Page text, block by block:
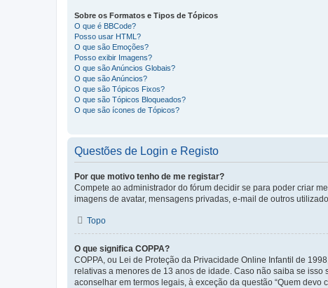
Sobre os Formatos e Tipos de Tópicos
O que é BBCode?
Posso usar HTML?
O que são Emoções?
Posso exibir Imagens?
O que são Anúncios Globais?
O que são Anúncios?
O que são Tópicos Fixos?
O que são Tópicos Bloqueados?
O que são ícones de Tópicos?
Questões de Login e Registo
Por que motivo tenho de me registar?
Compete ao administrador do fórum decidir se para poder criar
imagens de avatar, mensagens privadas, e-mail de outros
Topo
O que significa COPPA?
COPPA, ou Lei de Proteção da Privacidade Online Infantil de
relativas a menores de 13 anos de idade. Caso não saiba se
aconselhar em termos legais, à exceção da questão “Quem